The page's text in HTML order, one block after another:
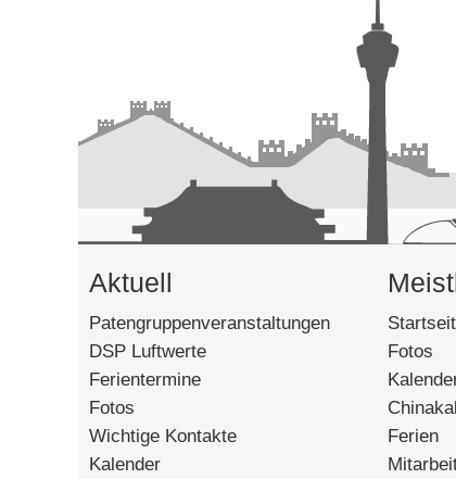
Aktuell
Patengruppenveranstaltungen
DSP Luftwerte
Ferientermine
Fotos
Wichtige Kontakte
Kalender
Fotos
Ferien